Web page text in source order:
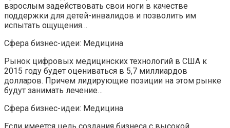
взрослым задействовать свои ноги в качестве
поддержки для детей-инвалидов и позволить им
испытать ощущения…
Сфера бизнес-идеи: Медицина
Рынок цифровых медицинских технологий в США к
2015 году будет оцениваться в 5,7 миллиардов
долларов. Причем лидирующие позиции на этом рынке
будут занимать лечение…
Сфера бизнес-идеи: Медицина
Если имеется цель создания бизнеса с высокой